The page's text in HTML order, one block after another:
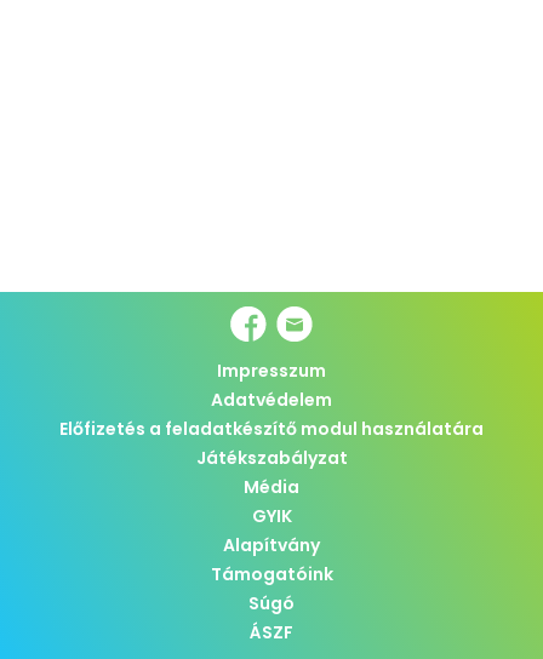
Impresszum
Adatvédelem
Előfizetés a feladatkészítő modul használatára
Játékszabályzat
Média
GYIK
Alapítvány
Támogatóink
Súgó
ÁSZF